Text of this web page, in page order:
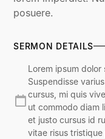
posuere.
SERMON DETAILS
Lorem ipsum
Suspendisse
cursus, mi quis
ut commodo diam
et justo cursus id
vitae risus tristique